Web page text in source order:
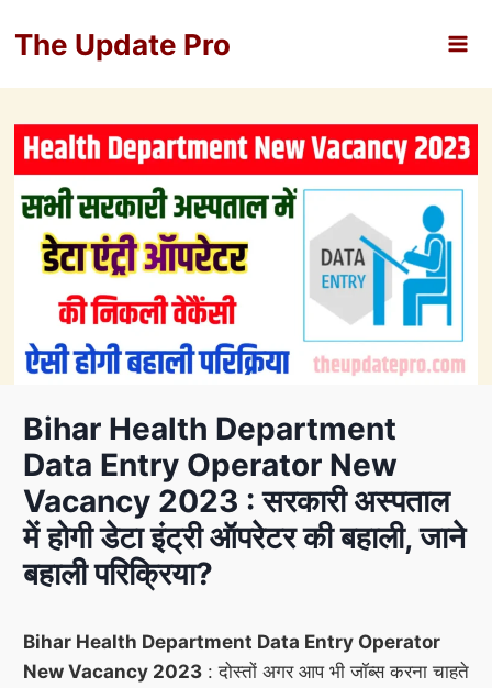
toThe Update Pro
Bihar Health Department
Data Entry Operator New
Vacancy 2023 : सरकारी अस्पताल
में होगी डेटा इंट्री ऑपरेटर की बहाली, जाने
बहाली परिक्रिया?
Bihar Health Department Data Entry Operator
New Vacancy 2023: दोस्तों अगर आप भी जॉब्स करना चाहते